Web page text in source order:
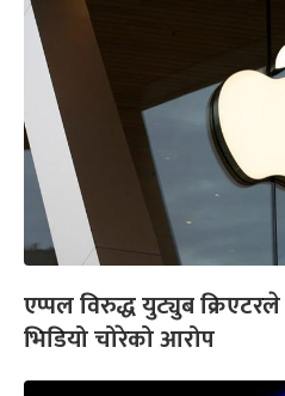
एप्पल विरुद्ध युट्युब
भिडियो चोरेको आरोप